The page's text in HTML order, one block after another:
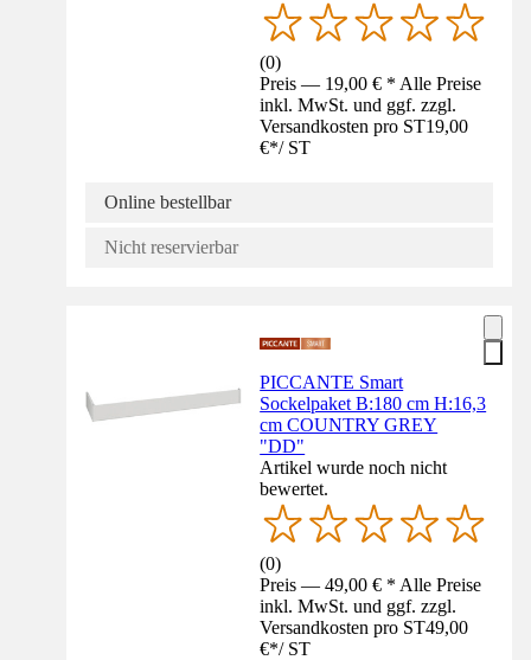
(0)
Preis — 19,00 € * Alle Preise
inkl. MwSt. und ggf. zzgl.
Versandkosten pro ST19,00
€*/ ST
Online bestellbar
Nicht reservierbar
PICCANTE Smart
Sockelpaket B:180 cm H:16,3
cm COUNTRY GREY
"DD"
Artikel wurde noch nicht
bewertet.
(0)
Preis — 49,00 € * Alle Preise
inkl. MwSt. und ggf. zzgl.
Versandkosten pro ST49,00
€*/ ST